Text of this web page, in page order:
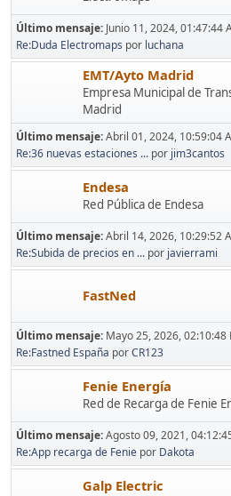
Último mensaje: Junio 11, 2024, 01:47:44
Re:Duda Electromaps por luchana
EMT/Ayto Madrid
Empresa Municipal de
Madrid
Último mensaje:Abril 01, 2024, 10:59:04
Re:36 nuevas estaciones ... por jim3cantos
Endesa
Red Pública de Endesa
Último mensaje:Abril 14, 2026, 10:29:52
Re:Subida de precios en ... por javierrami
FastNed
Último mensaje: Mayo 25, 2026, 02:10:48
Re:Fastned España porCR123
Fenie Energía
Red de Recarga de Fenie
Último mensaje:Agosto 09, 2021,
Re:App recarga de Fenie por Dakota
Galp Electric